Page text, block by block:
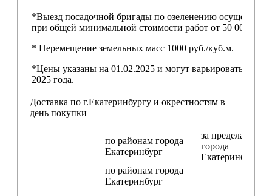
*Выезд посадочной бригады по озеленению
при общей минимальной стоимости работ от 50 000,00
* Перемещение земельных масс 1000 руб./куб.м.
*Цены указаны на 01.02.2025 и могут варьироваться
2025 года.
Доставка по г.Екатеринбургу и окрестностям в
день покупки
по районам города
Екатеринбург
за пределами
города
Екатеринбург
по районам города
Екатеринбург